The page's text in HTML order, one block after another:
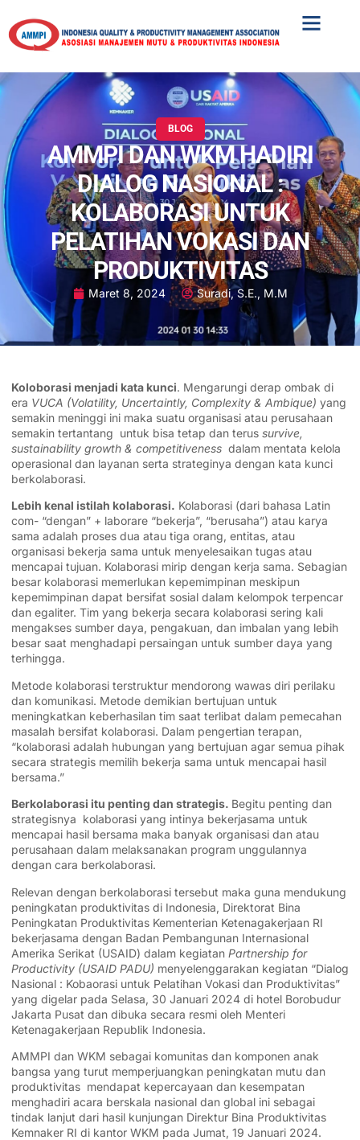
BLOG
AMMPI DAN WKM HADIRI
DIALOG NASIONAL :
KOLABORASI UNTUK
PELATIHAN VOKASI DAN
PRODUKTIVITAS
Maret 8, 2024 Suradi, S.E., M.M
Koloborasi menjadi kata kunci. Mengarungi derap ombak di
era VUCA (Volatility, Uncertaintly, Complexity & Ambique) yang
semakin meninggi ini maka suatu organisasi atau perusahaan
semakin tertantang untuk bisa tetap dan terus survive,
sustainability growth & competitiveness dalam mentata kelola
operasional dan layanan serta strateginya dengan kata kunci
berkolaborasi.
Lebih kenal istilah kolaborasi. Kolaborasi (dari bahasa Latin
com- “dengan” + laborare “bekerja”, “berusaha”) atau karya
sama adalah proses dua atau tiga orang, entitas, atau
organisasi bekerja sama untuk menyelesaikan tugas atau
mencapai tujuan. Kolaborasi mirip dengan kerja sama. Sebagian
besar kolaborasi memerlukan kepemimpinan meskipun
kepemimpinan dapat bersifat sosial dalam kelompok terpencar
dan egaliter. Tim yang bekerja secara kolaborasi sering kali
mengakses sumber daya, pengakuan, dan imbalan yang lebih
besar saat menghadapi persaingan untuk sumber daya yang
terhingga.
Metode kolaborasi terstruktur mendorong wawas diri perilaku
dan komunikasi. Metode demikian bertujuan untuk
meningkatkan keberhasilan tim saat terlibat dalam pemecahan
masalah bersifat kolaborasi. Dalam pengertian terapan,
“kolaborasi adalah hubungan yang bertujuan agar semua pihak
secara strategis memilih bekerja sama untuk mencapai hasil
bersama.”
Berkolaborasi itu penting dan strategis. Begitu penting dan
strategisnya kolaborasi yang intinya bekerjasama untuk
mencapai hasil bersama maka banyak organisasi dan atau
perusahaan dalam melaksanakan program unggulannya
dengan cara berkolaborasi.
Relevan dengan berkolaborasi tersebut maka guna mendukung
peningkatan produktivitas di Indonesia, Direktorat Bina
Peningkatan Produktivitas Kementerian Ketenagakerjaan RI
bekerjasama dengan Badan Pembangunan Internasional
Amerika Serikat (USAID) dalam kegiatan Partnership for
Productivity (USAID PADU) menyelenggarakan kegiatan “Dialog
Nasional : Kobaorasi untuk Pelatihan Vokasi dan Produktivitas”
yang digelar pada Selasa, 30 Januari 2024 di hotel Borobudur
Jakarta Pusat dan dibuka secara resmi oleh Menteri
Ketenagakerjaan Republik Indonesia.
AMMPI dan WKM sebagai komunitas dan komponen anak
bangsa yang turut memperjuangkan peningkatan mutu dan
produktivitas mendapat kepercayaan dan kesempatan
menghadiri acara berskala nasional dan global ini sebagai
tindak lanjut dari hasil kunjungan Direktur Bina Produktivitas
Kemnaker RI di kantor WKM pada Jumat, 19 Januari 2024.